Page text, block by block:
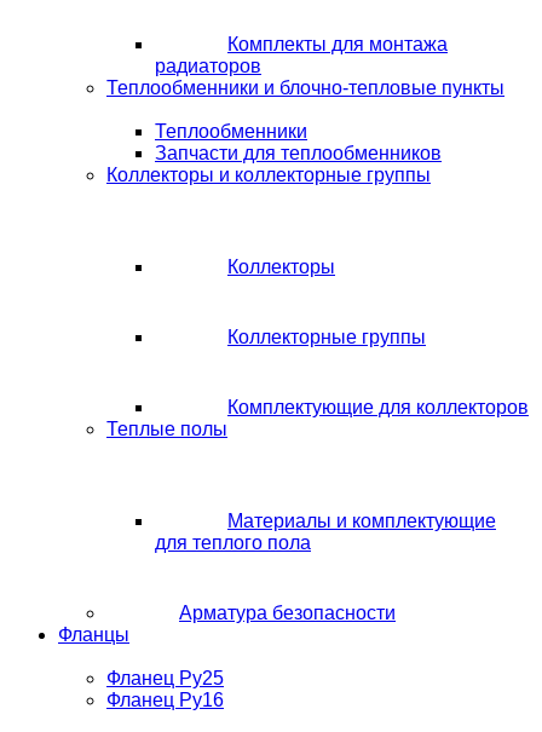
Комплекты для монтажа
радиаторов
Теплообменники и блочно-тепловые пункты
Теплообменники
Запчасти для теплообменников
Коллекторы и коллекторные группы
Коллекторы
Коллекторные группы
Комплектующие для коллекторов
Теплые полы
Материалы и комплектующие
для теплого пола
Арматура безопасности
Фланцы
Фланец Ру25
Фланец Ру16